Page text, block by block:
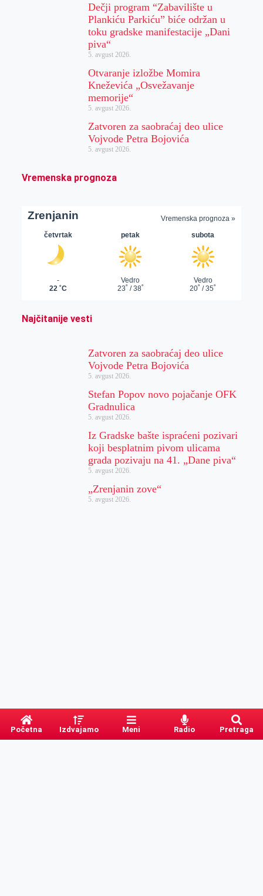
Dečji program “Zabavilište u
Plankiću Parkiću” biće održan u
toku gradske manifestacije „Dani
piva“
5. avgust 2026.
Otvaranje izložbe Momira
Kneževića „Osvežavanje
memorije“
5. avgust 2026.
Zatvoren za saobraćaj deo ulice
Vojvode Petra Bojovića
5. avgust 2026.
Vremenska prognoza
Najčitanije vesti
Zatvoren za saobraćaj deo ulice
Vojvode Petra Bojovića
5. avgust 2026.
Stefan Popov novo pojačanje OFK
Gradnulica
5. avgust 2026.
Iz Gradske bašte ispraćeni pozivari
koji besplatnim pivom ulicama
grada pozivaju na 41. „Dane piva“
5. avgust 2026.
„Zrenjanin zove“
5. avgust 2026.
Početna Izdvajamo Meni Radio Pretraga